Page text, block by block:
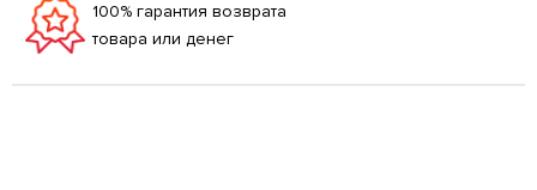
100% гарантия возврата
товара или денег